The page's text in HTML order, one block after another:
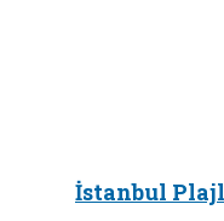
İstanbul